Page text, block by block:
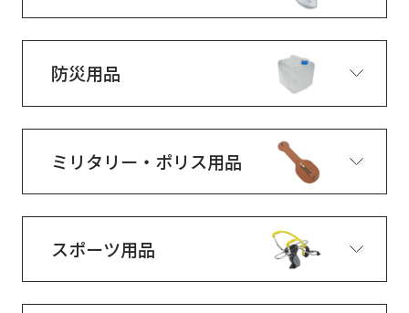
防災用品
ミリタリー・ポリス用品
スポーツ用品